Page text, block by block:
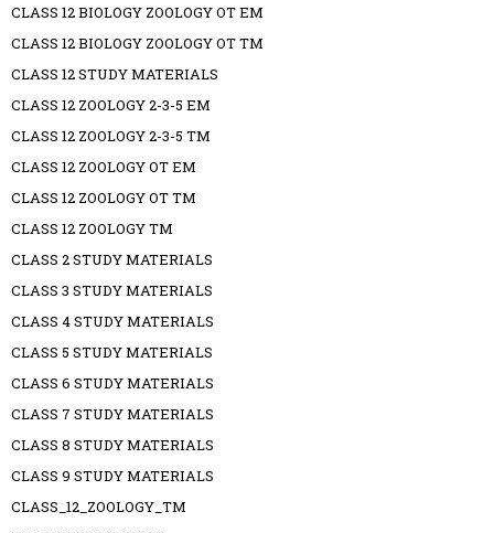
CLASS 12 BIOLOGY ZOOLOGY OT EM
CLASS 12 BIOLOGY ZOOLOGY OT TM
CLASS 12 STUDY MATERIALS
CLASS 12 ZOOLOGY 2-3-5 EM
CLASS 12 ZOOLOGY 2-3-5 TM
CLASS 12 ZOOLOGY OT EM
CLASS 12 ZOOLOGY OT TM
CLASS 12 ZOOLOGY TM
CLASS 2 STUDY MATERIALS
CLASS 3 STUDY MATERIALS
CLASS 4 STUDY MATERIALS
CLASS 5 STUDY MATERIALS
CLASS 6 STUDY MATERIALS
CLASS 7 STUDY MATERIALS
CLASS 8 STUDY MATERIALS
CLASS 9 STUDY MATERIALS
CLASS_12_ZOOLOGY_TM